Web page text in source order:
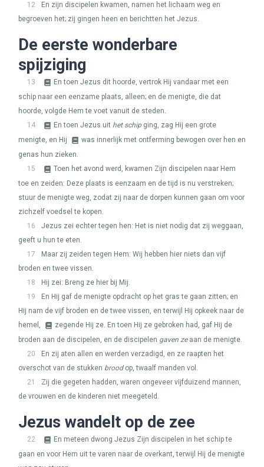
12
En zijn discipelen kwamen, namen het lichaam weg en
begroeven het; zij gingen heen en berichtten het Jezus.
De eerste wonderbare
spijziging
13
En toen Jezus dit hoorde, vertrok Hij vandaar met een
schip naar een eenzame plaats, alleen; en de menigte, die dat
hoorde, volgde Hem te voet vanuit de steden.
14
En toen Jezus uit het schip ging, zag Hij een grote
menigte, en Hij
was innerlijk met ontferming bewogen over hen en
genas hun zieken.
15
Toen het avond werd, kwamen Zijn discipelen naar Hem
toe en zeiden: Deze plaats is eenzaam en de tijd is nu verstreken;
stuur de menigte weg, zodat zij naar de dorpen kunnen gaan om voor
zichzelf voedsel te kopen.
16
Jezus zei echter tegen hen: Het is niet nodig dat zij weggaan,
geeft u hun te eten.
17
Maar zij zeiden tegen Hem: Wij hebben hier niets dan vijf
broden en twee vissen.
18
Hij zei: Breng ze hier bij Mij.
19
En Hij gaf de menigte opdracht op het gras te gaan zitten; en
Hij nam de vijf broden en de twee vissen, en terwijl Hij opkeek naar de
hemel,
zegende Hij ze. En toen Hij ze gebroken had, gaf Hij de
broden aan de discipelen, en de discipelen gaven zeaan de menigte.
20
En zij aten allen en werden verzadigd, en ze raapten het
overschot van de stukken broodop, twaalf manden vol.
21
Zij die gegeten hadden, waren ongeveer vijfduizend mannen,
de vrouwen en de kinderen niet meegeteld.
Jezus wandelt op de zee
22
En meteen dwong Jezus Zijn discipelen in het schip te
gaan en voor Hem uit te varen naar de overkant, terwijl Hij de menigte